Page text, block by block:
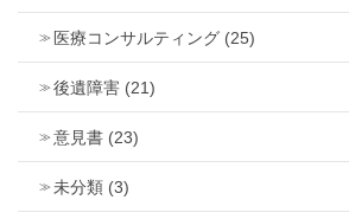
医療コンサルティング (25)
後遺障害 (21)
意見書 (23)
未分類 (3)